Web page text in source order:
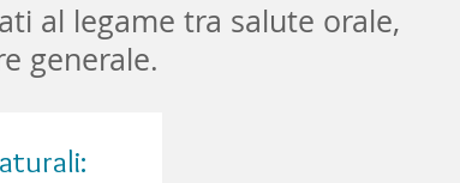
al legame tra salute orale,
generale.